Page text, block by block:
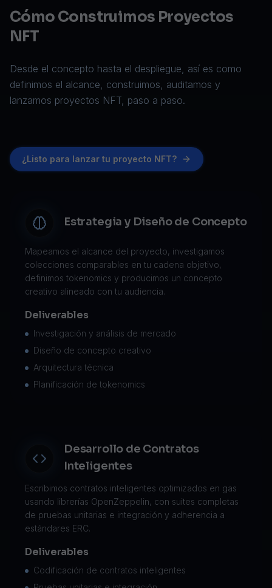
Cómo Construimos Proyectos
NFT
Desde el concepto hasta el despliegue, así es como
definimos el alcance, construimos, auditamos y
lanzamos proyectos NFT, paso a paso.
¿Listo para lanzar tu proyecto NFT?
Estrategia y Diseño de Concepto
Mapeamos el alcance del proyecto, investigamos
colecciones comparables en tu cadena objetivo,
definimos tokenomics y producimos un concepto
creativo alineado con tu audiencia.
Deliverables
Investigación y análisis de mercado
Diseño de concepto creativo
Arquitectura técnica
Planificación de tokenomics
Desarrollo de Contratos
Inteligentes
Escribimos contratos inteligentes optimizados en gas
usando librerías OpenZeppelin, con suites completas
de pruebas unitarias e integración y adherencia a
estándares ERC.
Deliverables
Codificación de contratos inteligentes